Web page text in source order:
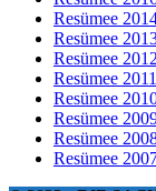
Resümee
Resümee
Resümee 2012
Resümee 2011
Resümee
Resümee
Resümee
Resümee